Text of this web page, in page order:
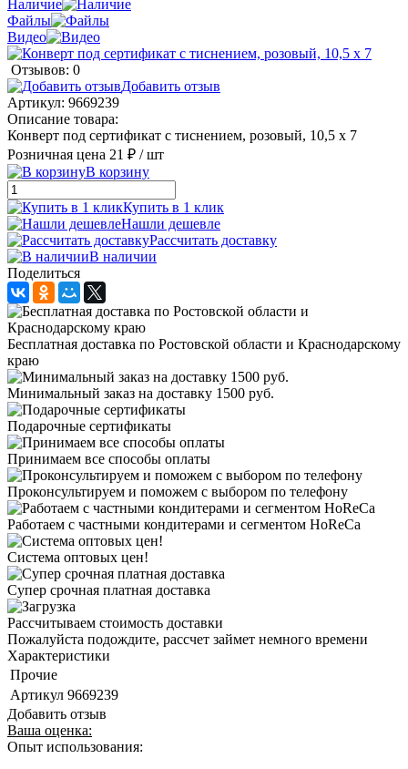
Наличие
Файлы
Видео
Отзывов: 0
Добавить отзыв
Артикул: 9669239
Описание товара:
Конверт под сертификат с тиснением, розовый, 10,5 х 7
Розничная цена 21 ₽ / шт
В корзину
Купить в 1 клик
Нашли дешевле
Рассчитать доставку
В наличии
Поделиться
Бесплатная доставка по Ростовской области и Краснодарскому
краю
Минимальный заказ на доставку 1500 руб.
Подарочные сертификаты
Принимаем все способы оплаты
Проконсультируем и поможем с выбором по телефону
Работаем с частными кондитерами и сегментом HoReCa
Система оптовых цен!
Супер срочная платная доставка
Рассчитываем стоимость доставки
Пожалуйста подождите, рассчет займет немного времени
Характеристики
Прочие
Артикул 9669239
Добавить отзыв
Ваша оценка:
Опыт использования: